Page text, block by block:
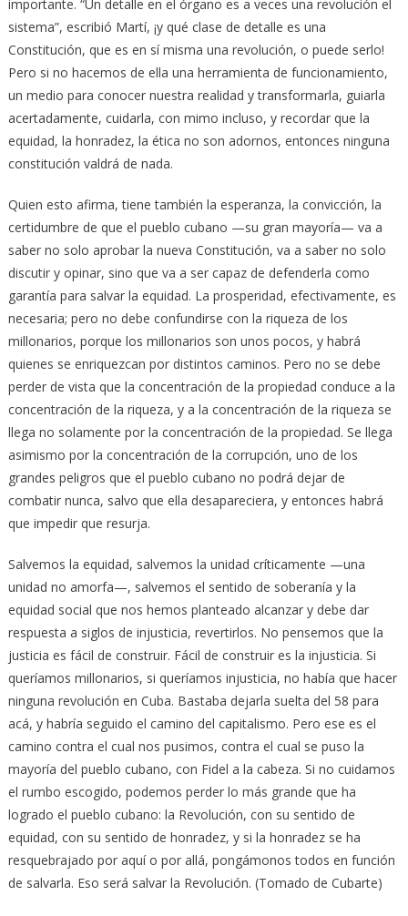
importante. “Un detalle en el órgano es a veces una revolución el
sistema”, escribió Martí, ¡y qué clase de detalle es una
Constitución, que es en sí misma una revolución, o puede serlo!
Pero si no hacemos de ella una herramienta de funcionamiento,
un medio para conocer nuestra realidad y transformarla, guiarla
acertadamente, cuidarla, con mimo incluso, y recordar que la
equidad, la honradez, la ética no son adornos, entonces ninguna
constitución valdrá de nada.
Quien esto afirma, tiene también la esperanza, la convicción, la
certidumbre de que el pueblo cubano —su gran mayoría— va a
saber no solo aprobar la nueva Constitución, va a saber no solo
discutir y opinar, sino que va a ser capaz de defenderla como
garantía para salvar la equidad. La prosperidad, efectivamente, es
necesaria; pero no debe confundirse con la riqueza de los
millonarios, porque los millonarios son unos pocos, y habrá
quienes se enriquezcan por distintos caminos. Pero no se debe
perder de vista que la concentración de la propiedad conduce a la
concentración de la riqueza, y a la concentración de la riqueza se
llega no solamente por la concentración de la propiedad. Se llega
asimismo por la concentración de la corrupción, uno de los
grandes peligros que el pueblo cubano no podrá dejar de
combatir nunca, salvo que ella desapareciera, y entonces habrá
que impedir que resurja.
Salvemos la equidad, salvemos la unidad críticamente —una
unidad no amorfa—, salvemos el sentido de soberanía y la
equidad social que nos hemos planteado alcanzar y debe dar
respuesta a siglos de injusticia, revertirlos. No pensemos que la
justicia es fácil de construir. Fácil de construir es la injusticia. Si
queríamos millonarios, si queríamos injusticia, no había que hacer
ninguna revolución en Cuba. Bastaba dejarla suelta del 58 para
acá, y habría seguido el camino del capitalismo. Pero ese es el
camino contra el cual nos pusimos, contra el cual se puso la
mayoría del pueblo cubano, con Fidel a la cabeza. Si no cuidamos
el rumbo escogido, podemos perder lo más grande que ha
logrado el pueblo cubano: la Revolución, con su sentido de
equidad, con su sentido de honradez, y si la honradez se ha
resquebrajado por aquí o por allá, pongámonos todos en función
de salvarla. Eso será salvar la Revolución. (Tomado de Cubarte)